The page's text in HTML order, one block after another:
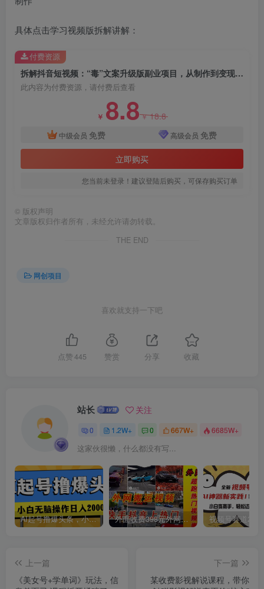
具体点击学习视频版拆解讲解：
拆解抖音短视频：“毒”文案升级版副业项目，从制作到变现（教程+素材）
此内容为付费资源，请付费后查看
￥ 8.8￥18.8
中级会员 免费 高级会员 免费
立即购买
您当前未登录！建议登陆后购买，可保存购买订单
付费资源
© 版权声明
文章版权归作者所有，未经允许请勿转载。
THE END
网创项目
喜欢就支持一下吧
点赞 445 赞赏 分享 收藏
站长 关注
0 1.2W+ 0 667W+ 6685W+
这家伙很懒，什么都没有写...
AI起号撸爆头条，小白也能操作，日入2000+ 外面收费398元外网超跑豪车汽车视频搬运至快手抖音上热门项目
上一篇
《美女号+学单词》玩法，信
下一篇
某收费影视解说课程，带你